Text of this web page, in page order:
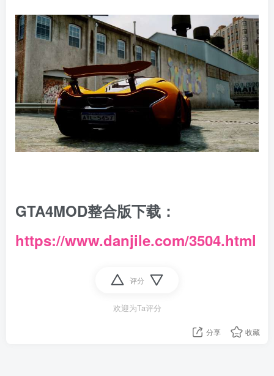
GTA4MOD整合版下载：
https://www.danjile.com/3504.html
评分
欢迎为Ta评分
分享 收藏